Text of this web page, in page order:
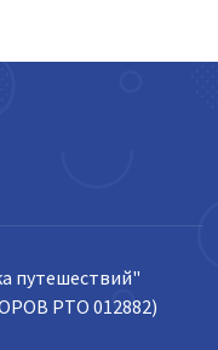
путешествий"
РТО 012882)